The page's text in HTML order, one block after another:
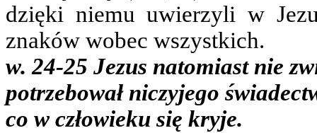
dzięki niemu uwierzyli w
znaków wobec wszystkich.
w. 24-25 Jezus natomiast nie
potrzebował niczyjego
co w człowieku się kryje.